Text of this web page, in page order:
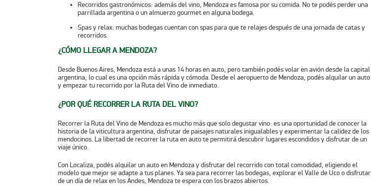
Recorridos gastronómicos: además del vino, Mendoza es famosa por su comida. No te podés perder una
parrillada argentina o un almuerzo gourmet en alguna bodega.
Spas y relax: muchas bodegas cuentan con spas para que te relajes después de una jornada de catas y
recorridos.
¿CÓMO LLEGAR A MENDOZA?
Desde Buenos Aires, Mendoza está a unas 14 horas en auto, pero también podés volar en avión desde la capital
argentina, lo cual es una opción más rápida y cómoda. Desde el aeropuerto de Mendoza, podés alquilar un auto
y empezar tu recorrido por la Ruta del Vino de inmediato.
¿POR QUÉ RECORRER LA RUTA DEL VINO?
Recorrer la Ruta del Vino de Mendozaes mucho más que solo degustar vino: es una oportunidad de conocer la
historia de la viticultura argentina, disfrutar de paisajes naturales inigualables y experimentar la calidez de los
mendocinos. La libertad de recorrer la ruta en auto te permitirá descubrir lugares escondidos y disfrutar de un
viaje único.
Con Localiza, podés alquilar un auto en Mendoza y disfrutar del recorrido con total comodidad, eligiendo el
modelo que mejor se adapte a tus planes. Ya sea para recorrer las bodegas, explorar el Valle de Uco o disfrutar
de un día de relax en los Andes, Mendoza te espera con los brazos abiertos.